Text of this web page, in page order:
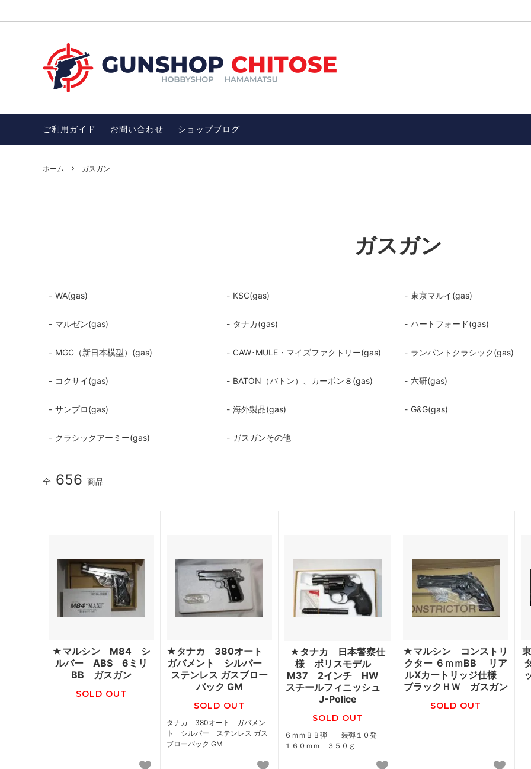
ガスガン
ガンアクセサリー サバゲー装備品 ミリタリーアイテム
お買い得品SALE
オススメ！モデルガン
オススメ！エアガン・ガスガン・電動ガ
ン
子供向け１０歳以上用１４歳
完売品
ご利用ガイド お問い合わせ ショップブログ
ホーム ガスガン
ガスガン
WA(gas) KSC(gas) 東京マルイ(gas)
マルゼン(gas) タナカ(gas) ハートフォード(gas)
MGC（新日本模型）(gas) CAW･MULE・マイズファクトリー(gas) ランパントクラシック(gas)
コクサイ(gas) BATON（バトン）、カーボン８(gas) 六研(gas)
サンプロ(gas) 海外製品(gas) G&G(gas)
クラシックアーミー(gas) ガスガンその他
全 656 商品
★マルシン M84 シ
ルバー ABS 6ミリ
BB ガスガン
SOLD OUT
★タナカ 380オート
ガバメント シルバー
ステンレス ガスブロー
バック GM
SOLD OUT
タナカ 380オート ガバメン
ト シルバー ステンレス ガス
ブローバック GM
★タナカ 日本警察仕
様 ポリスモデル
M37 2インチ HW
スチールフィニッシュ
J-Police
SOLD OUT
６ｍｍＢＢ弾 装弾１０発
１６０ｍｍ ３５０ｇ
★マルシン コンストリ
クター ６ｍｍBB リア
ルXカートリッジ仕様
ブラックＨＷ ガスガン
SOLD OUT